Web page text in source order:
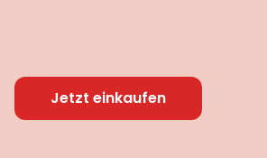
Jetzt einkaufen